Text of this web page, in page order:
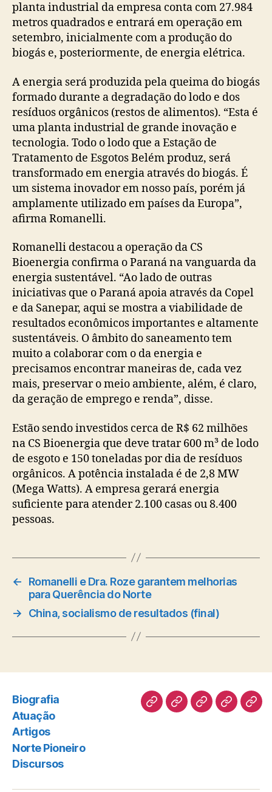
planta industrial da empresa conta com 27.984
metros quadrados e entrará em operação em
setembro, inicialmente com a produção do
biogás e, posteriormente, de energia elétrica.
A energia será produzida pela queima do biogás
formado durante a degradação do lodo e dos
resíduos orgânicos (restos de alimentos). “Esta é
uma planta industrial de grande inovação e
tecnologia. Todo o lodo que a Estação de
Tratamento de Esgotos Belém produz, será
transformado em energia através do biogás. É
um sistema inovador em nosso país, porém já
amplamente utilizado em países da Europa”,
afirma Romanelli.
Romanelli destacou a operação da CS
Bioenergia confirma o Paraná na vanguarda da
energia sustentável. “Ao lado de outras
iniciativas que o Paraná apoia através da Copel
e da Sanepar, aqui se mostra a viabilidade de
resultados econômicos importantes e altamente
sustentáveis. O âmbito do saneamento tem
muito a colaborar com o da energia e
precisamos encontrar maneiras de, cada vez
mais, preservar o meio ambiente, além, é claro,
da geração de emprego e renda”, disse.
Estão sendo investidos cerca de R$ 62 milhões
na CS Bioenergia que deve tratar 600 m³ de lodo
de esgoto e 150 toneladas por dia de resíduos
orgânicos. A potência instalada é de 2,8 MW
(Mega Watts). A empresa gerará energia
suficiente para atender 2.100 casas ou 8.400
pessoas.
←
Romanelli e Dra. Roze garantem melhorias
para Querência do Norte
→
China, socialismo de resultados (final)
Biografia
Atuação
Artigos
Norte Pioneiro
Discursos
BiografiaAtuaçãoArtigosNorte